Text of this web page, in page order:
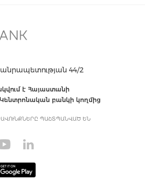
44/2
է Հայաստանի
բանկի կողմից
ՊԱՇՏՊԱՆՎԱԾ ԵՆ